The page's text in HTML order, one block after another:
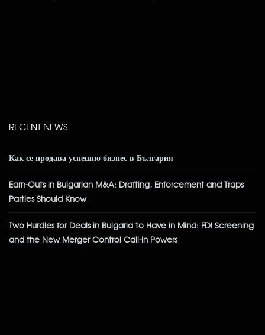
RECENT NEWS
Как се продава успешно бизнес в България
Earn-Outs in Bulgarian M&A: Drafting, Enforcement and Traps
Parties Should Know
Two Hurdles for Deals in Bulgaria to Have in Mind: FDI Screening
and the New Merger Control Call-In Powers